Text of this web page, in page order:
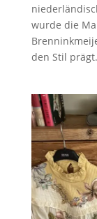
wurde die
den Stil